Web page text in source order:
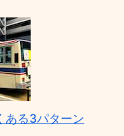
ある3パターン